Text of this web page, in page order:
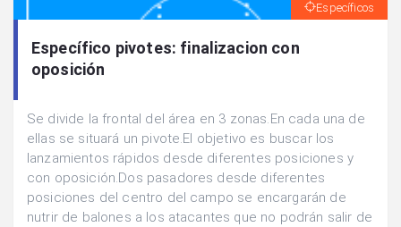
Específicos
Específico pivotes: finalizacion con
oposición
Se divide la frontal del área en 3 zonas.En cada una de
ellas se situará un pivote.El objetivo es buscar los
lanzamientos rápidos desde diferentes posiciones y
con oposición.Dos pasadores desde diferentes
posiciones del centro del campo se encargarán de
nutrir de balones a los atacantes que no podrán salir de